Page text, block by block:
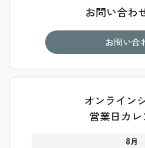
お問い合わ
お問い合
オンライン
営業日カ
8月